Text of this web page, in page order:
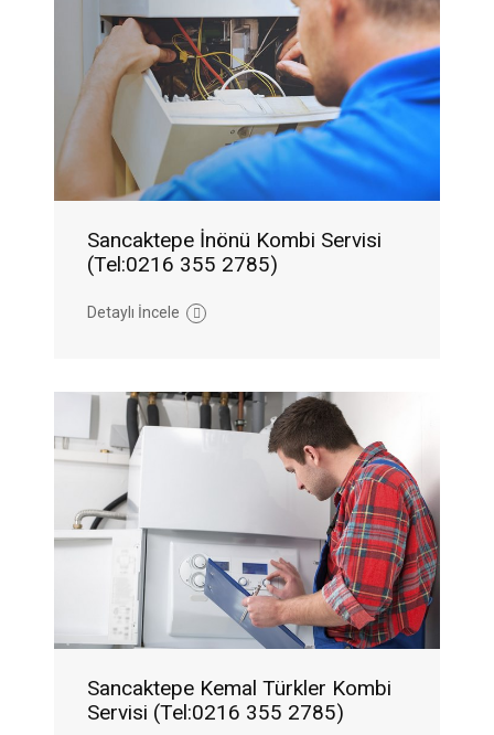
Sancaktepe İnönü Kombi Servisi
(Tel:0216 355 2785)
Detaylı İncele
Sancaktepe Kemal Türkler Kombi
Servisi (Tel:0216 355 2785)